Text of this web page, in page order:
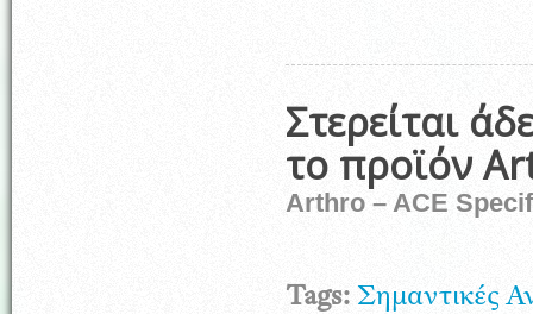
Στερείται
το προϊόν
Arthro – ACE
Tags: Σημαντικές